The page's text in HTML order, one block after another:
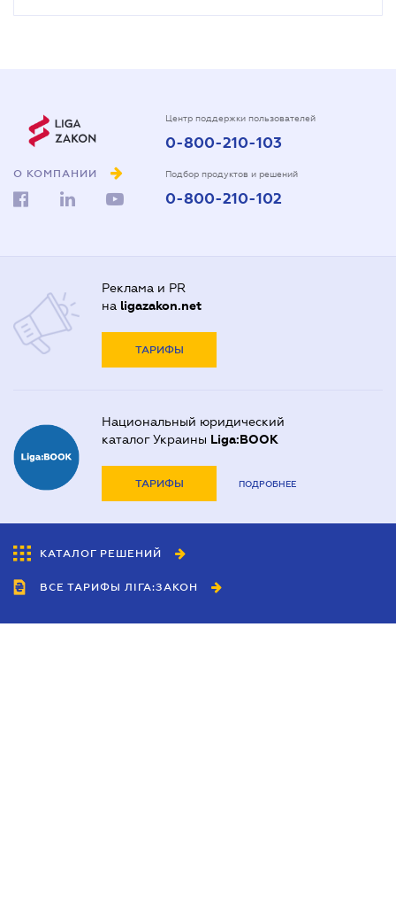
О КОМПАНИИ
Центр поддержки пользователей
0-800-210-103
Подбор продуктов и решений
0-800-210-102
Реклама и PR
на ligazakon.net
ТАРИФЫ
Национальный юридический
каталог Украины Liga:BOOK
ТАРИФЫ ПОДРОБНЕЕ
КАТАЛОГ РЕШЕНИЙ
ВСЕ ТАРИФЫ ЛІГА:ЗАКОН